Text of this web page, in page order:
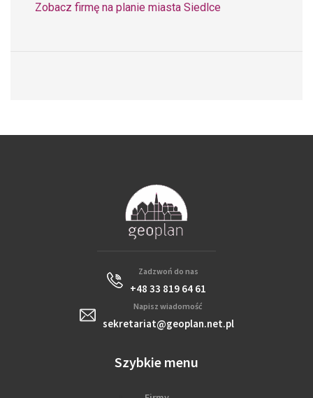
Zobacz firmę na planie miasta Siedlce
Zadzwoń do nas
+48 33 819 64 61
Napisz wiadomość
sekretariat@geoplan.net.pl
Szybkie menu